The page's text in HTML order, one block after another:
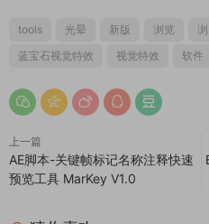
tools 光晕 新版 浏览
蓝宝石视觉特效
视觉特效 软件
上一篇
AE脚本-关键帧标记名称注释快速
预览工具 MarKey V1.0